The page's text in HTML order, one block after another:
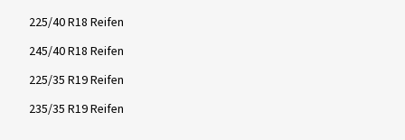
225/40 R18 Reifen
245/40 R18 Reifen
225/35 R19 Reifen
235/35 R19 Reifen